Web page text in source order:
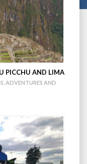
PICCHU AND LIMA
ADVENTURES AND